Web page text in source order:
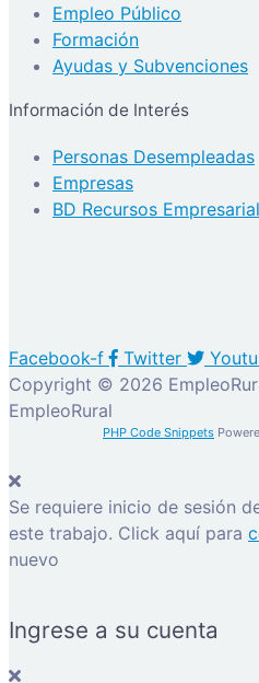
Empleo Público
Formación
Ayudas y Subvenciones
Información de Interés
Personas Desempleadas
Empresas
BD Recursos
Facebook-f Twitter
Copyright © 2026
EmpleoRural
PHP Code Snippets
Se requiere inicio de sesión
este trabajo. Click aquí para
nuevo
Ingrese a su cuenta